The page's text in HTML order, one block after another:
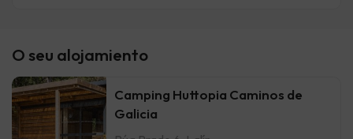
O seu alojamiento
Camping Huttopia Caminos de
Galicia